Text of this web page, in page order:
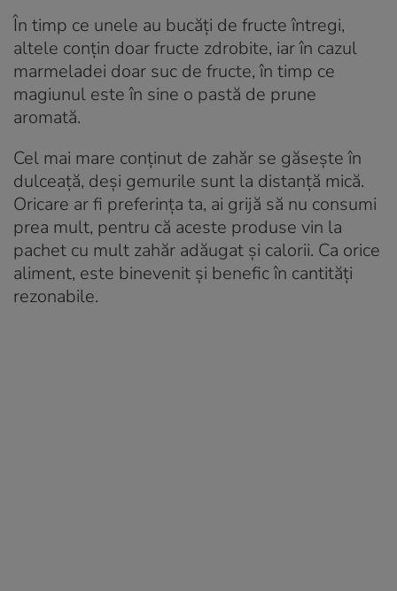
În timp ce unele au bucăți de fructe întregi,
altele conțin doar fructe zdrobite, iar în cazul
marmeladei doar suc de fructe, în timp ce
magiunul este în sine o pastă de prune
aromată.
Cel mai mare conținut de zahăr se găsește în
dulceață, deși gemurile sunt la distanță mică.
Oricare ar fi preferința ta, ai grijă să nu consumi
prea mult, pentru că aceste produse vin la
pachet cu mult zahăr adăugat și calorii. Ca orice
aliment, este binevenit și benefic în cantități
rezonabile.